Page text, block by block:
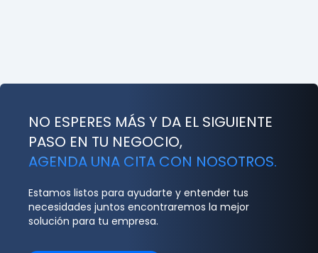
NO ESPERES MÁS Y DA EL SIGUIENTE
PASO EN TU NEGOCIO,
AGENDA UNA CITA CON NOSOTROS.
Estamos listos para ayudarte y entender tus
necesidades juntos encontraremos la mejor
solución para tu empresa.